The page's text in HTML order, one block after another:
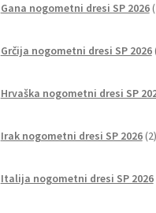
Gana nogometni dresi SP 2026
Grčija nogometni dresi SP 2026
Hrvaška nogometni dresi SP
Irak nogometni dresi SP 2026 2
Italija nogometni dresi SP 2026